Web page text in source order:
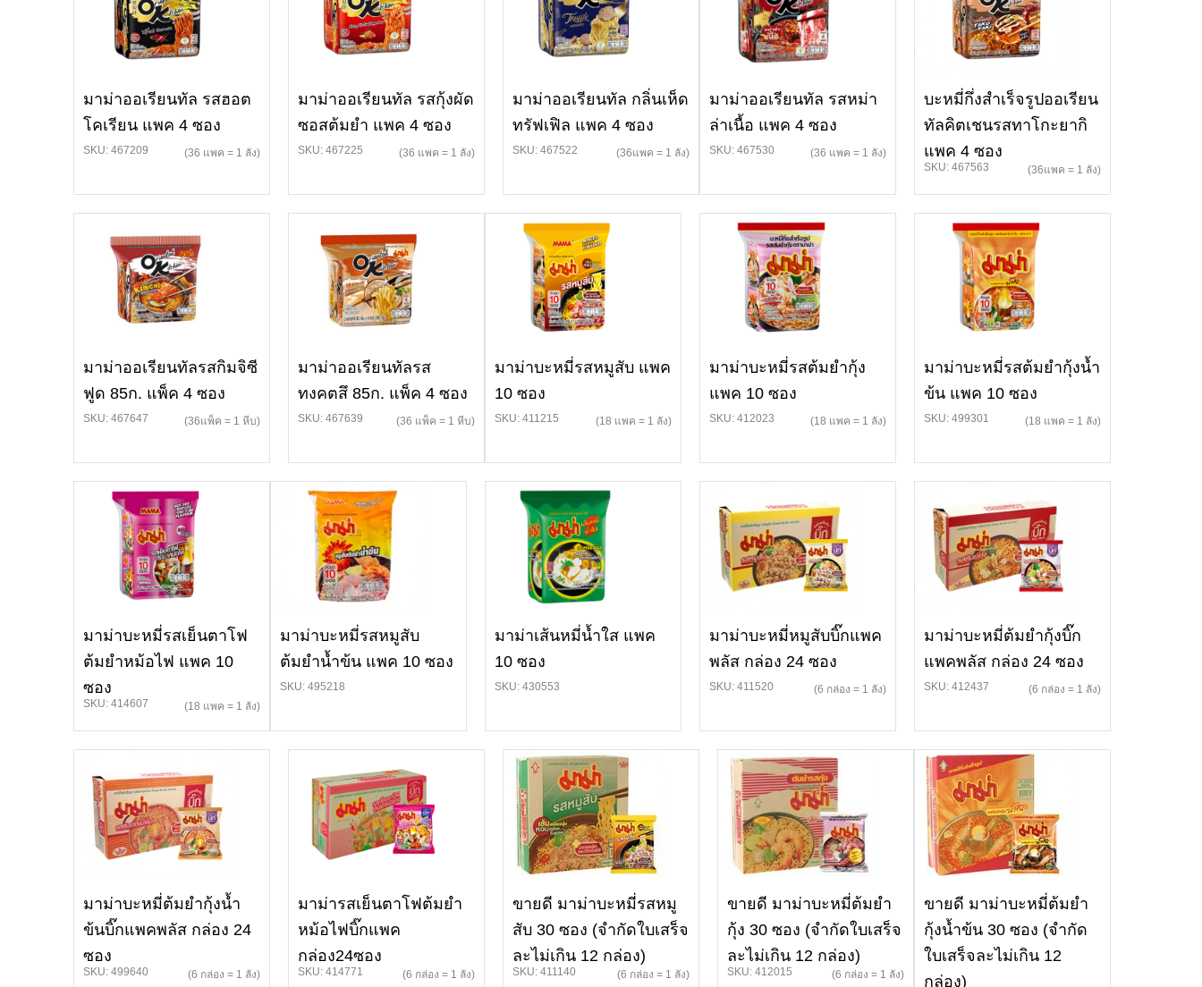
มาม่าออเรียนทัล รสฮอต
โคเรียน แพค 4 ซอง
SKU: 467209 (36 แพค = 1 ลัง)
มาม่าออเรียนทัล รสกุ้งผัด
ซอสต้มยำ แพค 4 ซอง
SKU: 467225 (36 แพค = 1 ลัง)
มาม่าออเรียนทัล กลิ่นเห็ด
ทรัฟเฟิล แพค 4 ซอง
SKU: 467522 (36แพค = 1 ลัง)
มาม่าออเรียนทัล รสหม่า
ล่าเนื้อ แพค 4 ซอง
SKU: 467530 (36 แพค = 1 ลัง)
บะหมี่กึ่งสำเร็จรูปออเรียน
ทัลคิตเชนรสทาโกะยากิ
แพค 4 ซอง
SKU: 467563 (36แพค = 1 ลัง)
มาม่าออเรียนทัลรสกิมจิซี
ฟูด 85ก. แพ็ค 4 ซอง
SKU: 467647 (36แพ็ค = 1 หีบ)
มาม่าออเรียนทัลรส
ทงคตสึ 85ก. แพ็ค 4 ซอง
SKU: 467639 (36 แพ็ค = 1 หีบ)
มาม่าบะหมี่รสหมูสับ แพค
10 ซอง
SKU: 411215 (18 แพค = 1 ลัง)
มาม่าบะหมี่รสต้มยำกุ้ง
แพค 10 ซอง
SKU: 412023 (18 แพค = 1 ลัง)
มาม่าบะหมี่รสต้มยำกุ้งน้ำ
ข้น แพค 10 ซอง
SKU: 499301 (18 แพค = 1 ลัง)
มาม่าบะหมี่รสเย็นตาโฟ
ต้มยำหม้อไฟ แพค 10
ซอง
SKU: 414607 (18 แพค = 1 ลัง)
มาม่าบะหมี่รสหมูสับ
ต้มยำน้ำข้น แพค 10 ซอง
SKU: 495218
มาม่าเส้นหมี่น้ำใส แพค
10 ซอง
SKU: 430553
มาม่าบะหมี่หมูสับบิ๊กแพค
พลัส กล่อง 24 ซอง
SKU: 411520 (6 กล่อง = 1 ลัง)
มาม่าบะหมี่ต้มยำกุ้งบิ๊ก
แพคพลัส กล่อง 24 ซอง
SKU: 412437 (6 กล่อง = 1 ลัง)
มาม่าบะหมี่ต้มยำกุ้งน้ำ
ข้นบิ๊กแพคพลัส กล่อง 24
ซอง
SKU: 499640 (6 กล่อง = 1 ลัง)
มาม่ารสเย็นตาโฟต้มยำ
หม้อไฟบิ๊กแพค
กล่อง24ซอง
SKU: 414771 (6 กล่อง = 1 ลัง)
ขายดี มาม่าบะหมี่รสหมู
สับ 30 ซอง (จำกัดใบเสร็จ
ละไม่เกิน 12 กล่อง)
SKU: 411140 (6 กล่อง = 1 ลัง)
ขายดี มาม่าบะหมี่ต้มยำ
กุ้ง 30 ซอง (จำกัดใบเสร็จ
ละไม่เกิน 12 กล่อง)
SKU: 412015 (6 กล่อง = 1 ลัง)
ขายดี มาม่าบะหมี่ต้มยำ
กุ้งน้ำข้น 30 ซอง (จำกัด
ใบเสร็จละไม่เกิน 12
กล่อง)